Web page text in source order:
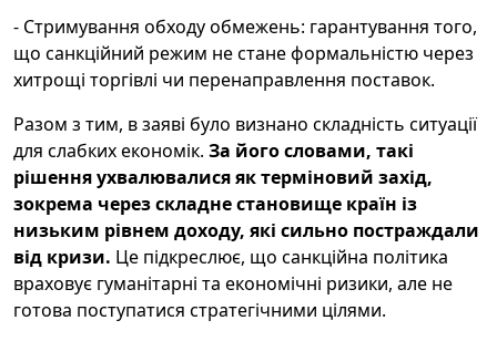
- Стримування обходу обмежень: гарантування того,
що санкційний режим не стане формальністю через
хитрощі торгівлі чи перенаправлення поставок.
Разом з тим, в заяві було визнано складність ситуації
для слабких економік. За його словами, такі
рішення ухвалювалися як терміновий захід,
зокрема через складне становище країн із
низьким рівнем доходу, які сильно постраждали
від кризи. Це підкреслює, що санкційна політика
враховує гуманітарні та економічні ризики, але не
готова поступатися стратегічними цілями.